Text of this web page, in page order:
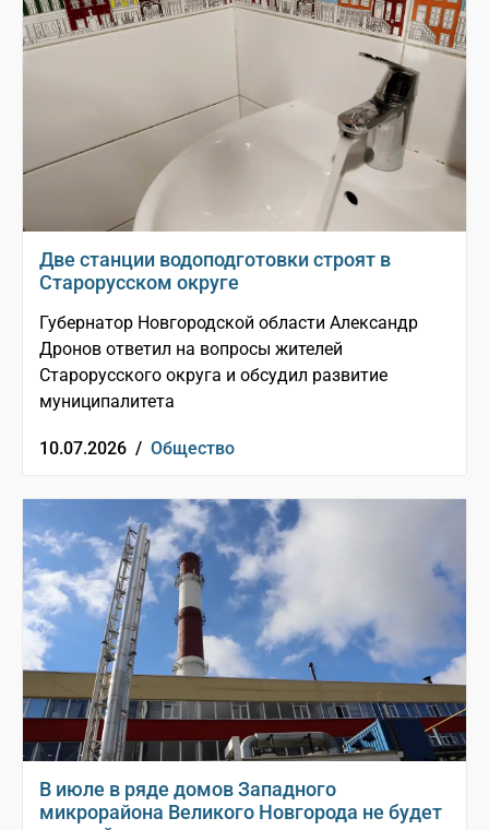
Две станции водоподготовки строят в
Старорусском округе
Губернатор Новгородской области Александр
Дронов ответил на вопросы жителей
Старорусского округа и обсудил развитие
муниципалитета
10.07.2026 / Общество
В июле в ряде домов Западного
микрорайона Великого Новгорода не будет